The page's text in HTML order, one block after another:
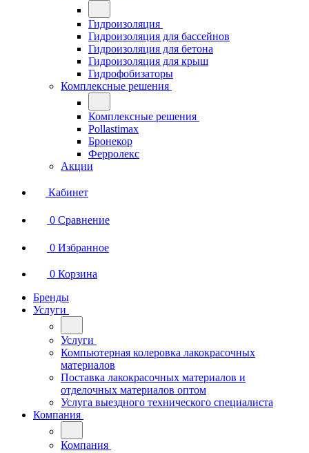
Гидроизоляция
Гидроизоляция для бассейнов
Гидроизоляция для бетона
Гидроизоляция для крыш
Гидрофобизаторы
Комплексные решения
Комплексные решения
Pollastimax
Бронекор
Ферролекс
Акции
Кабинет
0 Сравнение
0 Избранное
0 Корзина
Бренды
Услуги
Услуги
Компьютерная колеровка лакокрасочных
материалов
Поставка лакокрасочных материалов и
отделочных материалов оптом
Услуга выездного технического специалиста
Компания
Компания